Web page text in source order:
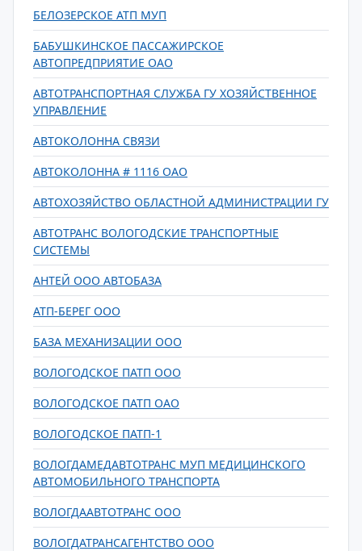
БЕЛОЗЕРСКОЕ АТП МУП
БАБУШКИНСКОЕ ПАССАЖИРСКОЕ
АВТОПРЕДПРИЯТИЕ ОАО
АВТОТРАНСПОРТНАЯ СЛУЖБА ГУ ХОЗЯЙСТВЕННОЕ
УПРАВЛЕНИЕ
АВТОКОЛОННА СВЯЗИ
АВТОКОЛОННА # 1116 ОАО
АВТОХОЗЯЙСТВО ОБЛАСТНОЙ АДМИНИСТРАЦИИ ГУ
АВТОТРАНС ВОЛОГОДСКИЕ ТРАНСПОРТНЫЕ
СИСТЕМЫ
АНТЕЙ ООО АВТОБАЗА
АТП-БЕРЕГ ООО
БАЗА МЕХАНИЗАЦИИ ООО
ВОЛОГОДСКОЕ ПАТП ООО
ВОЛОГОДСКОЕ ПАТП ОАО
ВОЛОГОДСКОЕ ПАТП-1
ВОЛОГДАМЕДАВТОТРАНС МУП МЕДИЦИНСКОГО
АВТОМОБИЛЬНОГО ТРАНСПОРТА
ВОЛОГДААВТОТРАНС ООО
ВОЛОГДАТРАНСАГЕНТСТВО ООО